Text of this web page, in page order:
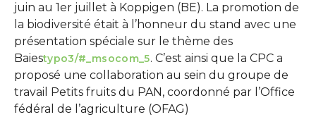
juin au 1er juillet à Koppigen (BE). La promotion de
la biodiversité était à l’honneur du stand avec une
présentation spéciale sur le thème des
Baiestypo3/#_msocom_5. C’est ainsi que la CPC a
proposé une collaboration au sein du groupe de
travail Petits fruits du PAN, coordonné par l’Office
fédéral de l’agriculture (OFAG)